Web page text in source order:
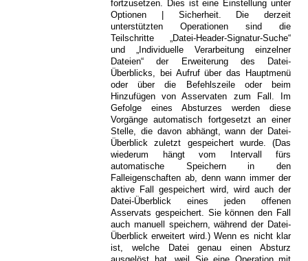
fortzusetzen. Dies ist eine Einstellung unter
Optionen | Sicherheit. Die derzeit
unterstützten Operationen sind die
Teilschritte „Datei-Header-Signatur-Suche“
und „Individuelle Verarbeitung einzelner
Dateien“ der Erweiterung des Datei-
Überblicks, bei Aufruf über das Hauptmenü
oder über die Befehlszeile oder beim
Hinzufügen von Asservaten zum Fall. Im
Gefolge eines Absturzes werden diese
Vorgänge automatisch fortgesetzt an einer
Stelle, die davon abhängt, wann der Datei-
Überblick zuletzt gespeichert wurde. (Das
wiederum hängt vom Intervall fürs
automatische Speichern in den
Falleigenschaften ab, denn wann immer der
aktive Fall gespeichert wird, wird auch der
Datei-Überblick eines jeden offenen
Asservats gespeichert. Sie können den Fall
auch manuell speichern, während der Datei-
Überblick erweitert wird.) Wenn es nicht klar
ist, welche Datei genau einen Absturz